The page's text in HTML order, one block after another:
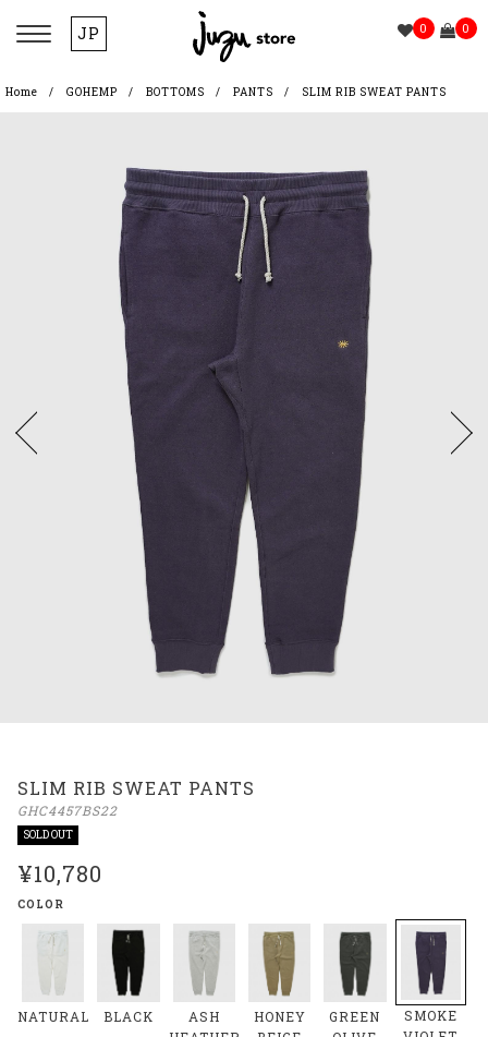
JP 0 0
Home GOHEMP BOTTOMS PANTS SLIM RIB SWEAT PANTS
SLIM RIB SWEAT PANTS
GHC4457BS22
SOLD OUT
¥10,780
COLOR
NATURAL BLACK
ASH
HONEY
GREEN
SMOKE